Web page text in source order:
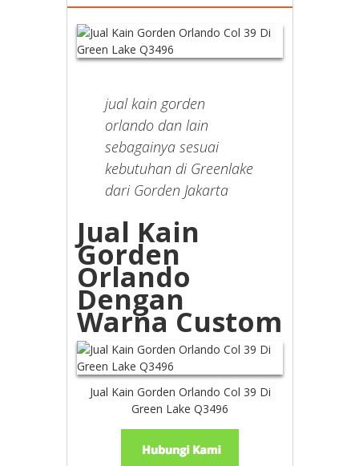
jual kain gorden
orlando dan lain
sebagainya sesuai
kebutuhan di Greenlake
dari Gorden Jakarta
Jual Kain
Gorden
Orlando
Dengan
Warna Custom
Jual Kain Gorden Orlando Col 39 Di
Green Lake Q3496